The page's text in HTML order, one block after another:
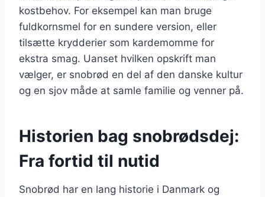
kostbehov. For eksempel kan man bruge
fuldkornsmel for en sundere version, eller
tilsætte krydderier som kardemomme for
ekstra smag. Uanset hvilken opskrift man
vælger, er snobrød en del af den danske kultur
og en sjov måde at samle familie og venner på.
Historien bag snobrødsdej:
Fra fortid til nutid
Snobrød har en lang historie i Danmark og